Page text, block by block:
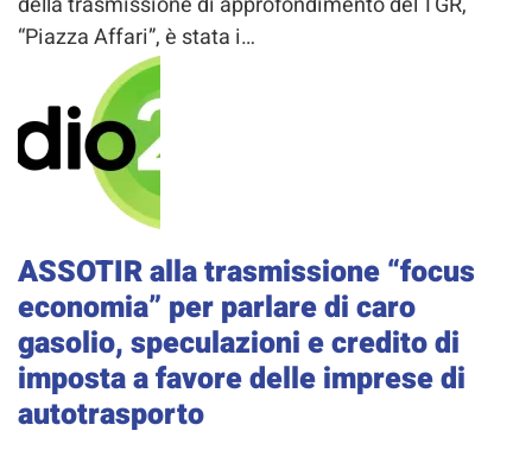
“Piazza Affari”, è stata i…
ASSOTIR alla trasmissione “focus
economia” per parlare di caro
gasolio, speculazioni e credito di
imposta a favore delle imprese di
autotrasporto